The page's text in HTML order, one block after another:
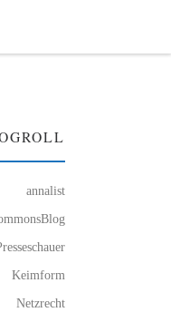
annalist
Keimform
Netzrecht